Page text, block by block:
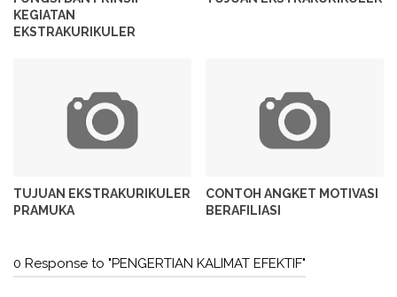
KEGIATAN
EKSTRAKURIKULER
TUJUAN EKSTRAKURIKULER
PRAMUKA
CONTOH ANGKET MOTIVASI
BERAFILIASI
0 Response to "PENGERTIAN KALIMAT EFEKTIF"